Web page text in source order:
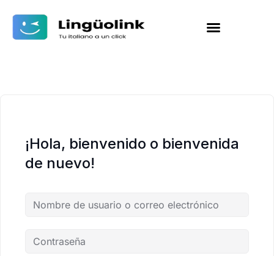
¡Hola, bienvenido o bienvenida
de nuevo!